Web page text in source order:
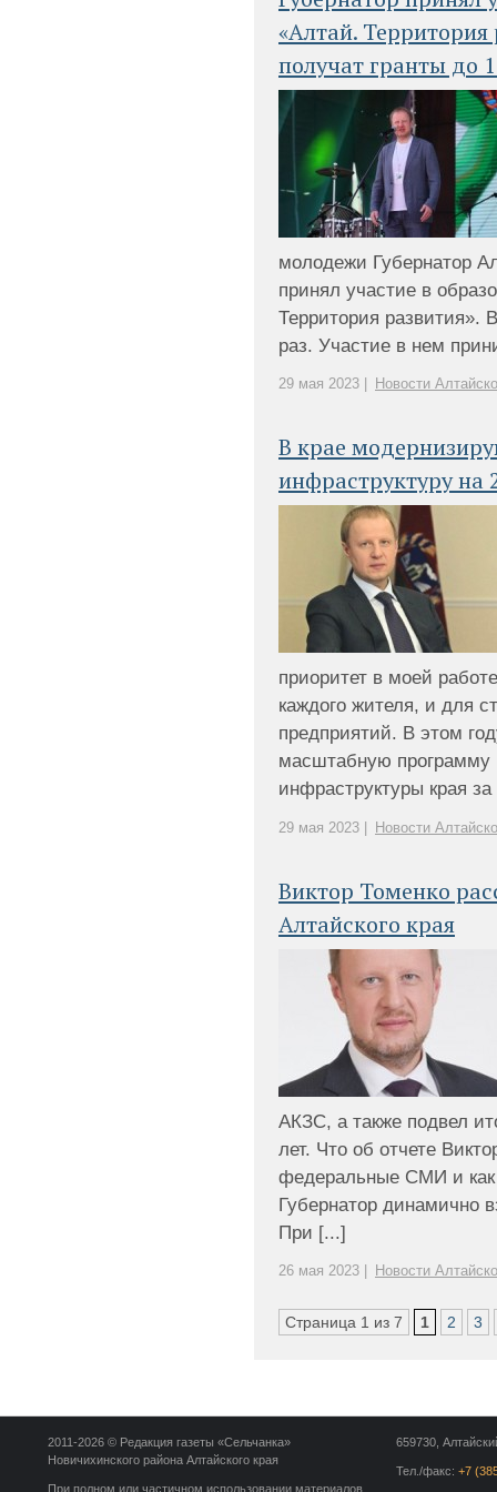
«Алтай. Территория
получат гранты до
молодежи Губернатор
принял участие в
Территория развития».
раз. Участие в нем
29 мая 2023 | Новости
В крае
инфраструктуру на
приоритет в моей
каждого жителя, и для
предприятий. В этом
масштабную программу
инфраструктуры края
29 мая 2023 | Новости
Виктор Томенко
Алтайского края
АКЗС, а также подвел
лет. Что об отчете
федеральные СМИ и как
Губернатор динамично
При [...]
26 мая 2023 | Новости
Страница 1 из 7 1 2 3
659730,
Тел./факс: +7
2011-2026 © Редакция газеты «Сельчанка»
Новичихинского района Алтайского края
При полном или частичном использовании материалов